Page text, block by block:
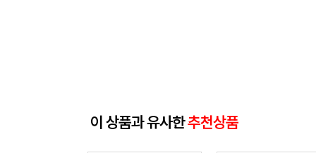
이 상품과 유사한추천상품